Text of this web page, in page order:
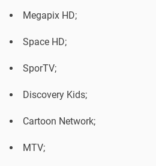
Megapix HD;
Space HD;
SporTV;
Discovery Kids;
Cartoon Network;
MTV;